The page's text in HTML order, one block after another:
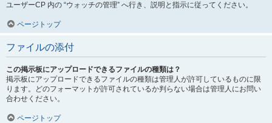
ユーザーCP 内の “ウォッチの管理” へ行き、説明と指示に従ってください。
ページトップ
ファイルの添付
この掲示板にアップロードできるファイルの種類は？
掲示板にアップロードできるファイルの種類は管理人が許可しているものに限
ります。どのフォーマットが許可されているか判らない場合は管理人にお問い
合わせください。
ページトップ